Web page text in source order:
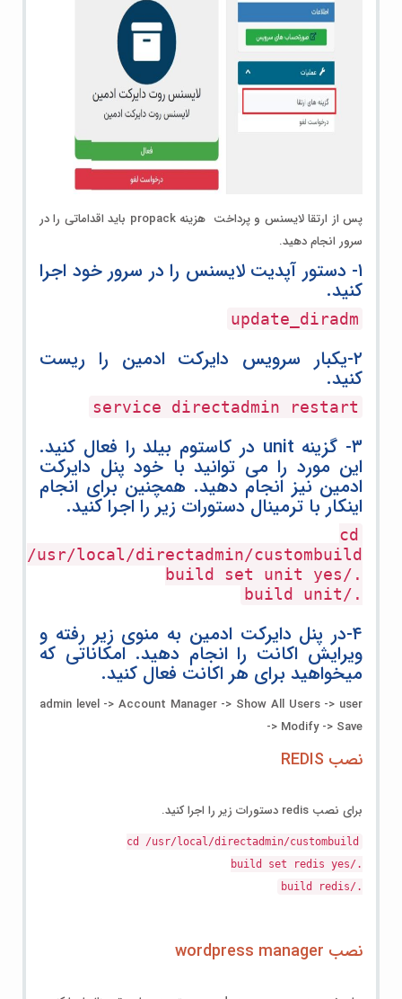
پس از ارتقا لایسنس و پرداخت هزینه propack باید اقداماتی را در
سرور انجام دهید.
۱- دستور آپدیت لایسنس را در سرور خود اجرا
کنید.
update_diradm
۲- یکبار سرویس دایرکت ادمین را ریست
کنید.
service directadmin restart
۳- گزینه unit در کاستوم بیلد را فعال کنید.
این مورد را می توانید با خود پنل دایرکت
ادمین نیز انجام دهید. همچنین برای انجام
اینکار با ترمینال دستورات زیر را اجرا کنید.
cd
/usr/local/directadmin/custombuild
./build set unit yes
./build unit
۴- در پنل دایرکت ادمین به منوی زیر رفته و
ویرایش اکانت را انجام دهید. امکاناتی که
میخواهید برای هر اکانت فعال کنید.
admin level -> Account Manager -> Show All Users -> user
-> Modify -> Save
نصب REDIS
برای نصب redis دستورات زیر را اجرا کنید.
cd /usr/local/directadmin/custombuild
./build set redis yes
./build redis
نصب wordpress manager